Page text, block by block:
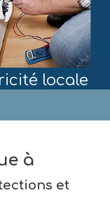
locale
à
et